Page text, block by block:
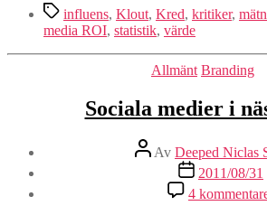
Etiketter
influens, Klout, Kred, kritiker,
media ROI, statistik, värde
Kategorier
Allmänt Branding
Sociala medier i
Inläggsförfattare
Av Deeped Niclas
Inläggsdatum
2011/08/31
4